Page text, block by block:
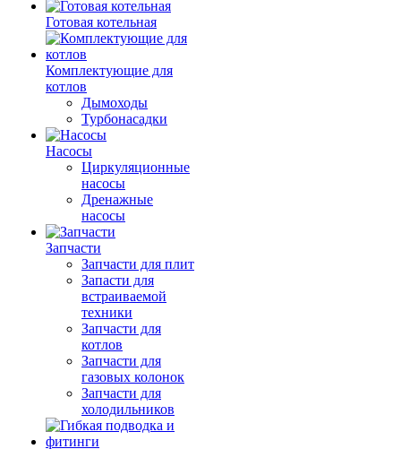
Готовая котельная
Комплектующие для
котлов
Дымоходы
Турбонасадки
Насосы
Циркуляционные
насосы
Дренажные
насосы
Запчасти
Запчасти для плит
Запасти для
встраиваемой
техники
Запчасти для
котлов
Запчасти для
газовых колонок
Запчасти для
холодильников